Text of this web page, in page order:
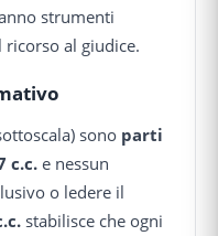
strumenti
al giudice.
sono parti
c.c. e nessun
o ledere il
stabilisce che ogni